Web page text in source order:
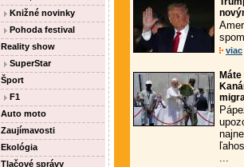
Knižné novinky
Pohoda festival
Reality show
SuperStar
Šport
F1
Auto moto
Zaujímavosti
Ekológia
Tlačové správy
viac
...